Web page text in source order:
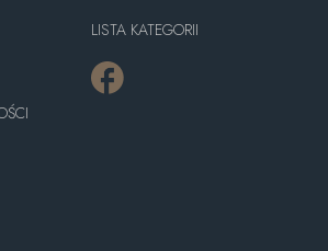
LISTA KATEGORII